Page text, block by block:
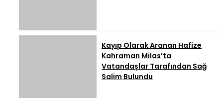
Kayıp Olarak Aranan Hafize
Kahraman Milas’ta
Vatandaşlar Tarafından Sağ
Salim Bulundu